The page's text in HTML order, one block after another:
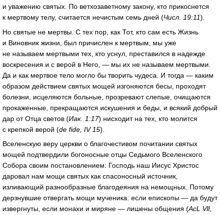
и уважению святых. По ветхозаветному закону, кто прикоснется
к мертвому телу, считается нечистым семь дней (Числ. 19:11).
Но святые не мертвы. С тех пор, как Тот, кто сам есть Жизнь
и Виновник жизни, был причислен к мертвым, мы уже
не называем мертвыми тех, кто уснул, преставился в надежде
воскресения и с верой в Него, — мы их не называем мертвыми.
Да и как мертвое тело могло бы творить чудеса. И тогда — каким
образом действием святых мощей изгоняются бесы, проходят
болезни, исцеляются больные, прозревают слепые, очищаются
прокаженные, прекращаются искушения и беды, и всякий добрый
дар от Отца светов (Иак. 1:17) нисходит на тех, кто молится
с крепкой верой (de fide, IV 15).
Вселенскую веру церкви о благочестивом почитании святых
мощей подтвердили богоносные отцы Седьмого Вселенского
Собора своим постановлением: Господь наш Иисус Христос
даровал нам мощи святых как спасоносный источник,
изливающий разнообразные благодеяния на немощных. Потому
дерзнувшие отвергать мощи мученика: если епископы — да будут
извергнуты, если монахи и миряне — лишены общения (AcL Vll,